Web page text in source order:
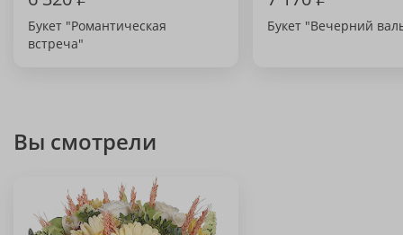
Букет "Романтическая
встреча"
Букет "Вечерний
Вы смотрели